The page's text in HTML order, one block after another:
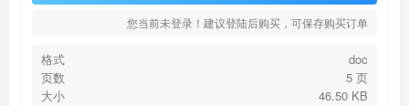
您当前未登录！建议登陆后购买，可保存购买订单
格式
doc
页数
5 页
大小
46.50 KB